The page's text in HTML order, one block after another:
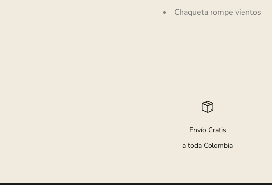
Chaqueta rompe vientos
Envío Gratis
a toda Colombia